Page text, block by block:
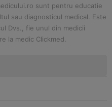
sunt pentru educatie
sau diagnosticul medical. Este
Dvs., fie unul din medicii
la medic Clickmed.